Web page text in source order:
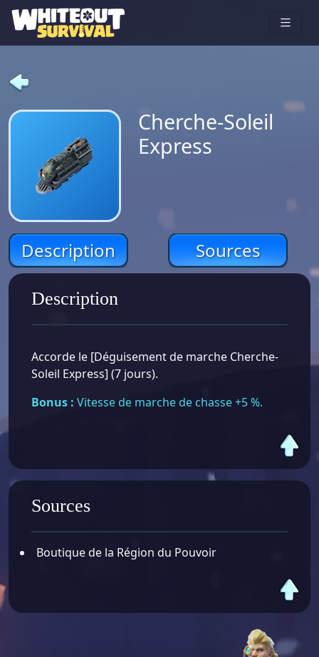
Cherche-Soleil
Express
Description Sources
Description
Accorde le [Déguisement de marche Cherche-
Soleil Express] (7 jours).
Bonus : Vitesse de marche de chasse +5 %.
Sources
Boutique de la Région du Pouvoir